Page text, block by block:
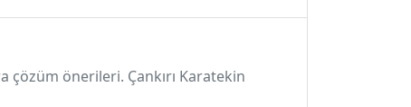
çözüm önerileri. Çankırı Karatekin